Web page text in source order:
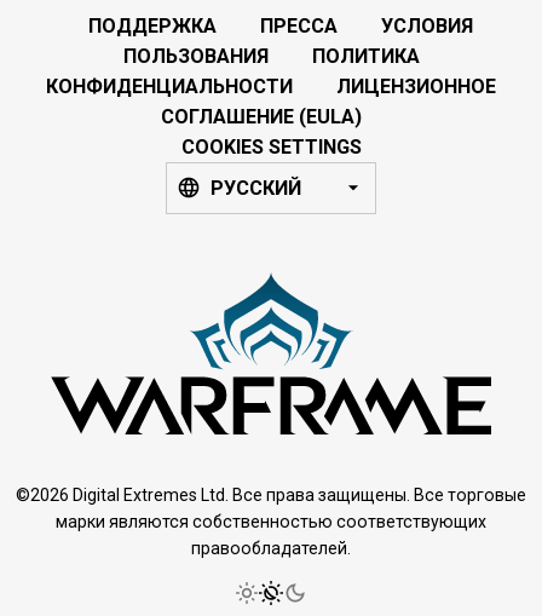
ПОДДЕРЖКА ПРЕССА
УСЛОВИЯ
ПОЛЬЗОВАНИЯ
ПОЛИТИКА
КОНФИДЕНЦИАЛЬНОСТИ
ЛИЦЕНЗИОННОЕ
СОГЛАШЕНИЕ (EULA)
COOKIES SETTINGS
РУССКИЙ
©2026 Digital Extremes Ltd. Все права защищены. Все торговые
марки являются собственностью соответствующих
правообладателей.